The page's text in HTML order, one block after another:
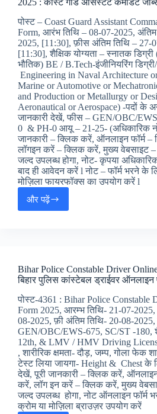
2025
[तिथि
बड़ी]
:
बैंक
ऑफ़
बड़ोदा
LBO
जॉब्स
2025 : कोस्ट गार्ड असिस्टेंट कमांडेंट
पोस्ट – Coast Guard Assistant
Form, आरंभ तिथि – 08-07-2025,
2025, [11:30], फ़ीस अंतिम तिथि – 27-
[11:30], शैक्षिक योग्यता – स्नातक
भौतिक) BE / B.Tech-इंजीनियरिंग डिग्री/
Engineering in Naval Architecture
Marine or Automotive or
and Production or Metallurgy or
Aeronautical or Aerospace) -पदों के
जानकारी देखें, फीस – GEN/OBC/
0 & PH-0 आयू – 21-25- (अधिकारिक
जानकारी – क्लिक करें, ऑनलाइन फॉर्म
लॉगइन करें – क्लिक करें, मुख्य वेबसाइट –
जल्द उपलब्ध होगा, नोट- कृपया
बाद ही आवेदन करें l नोट – फॉर्म भरने के
मोज़िला फायरफॉक्स का उपयोग करें l
और पढ़ेंCoast
2025
:
कोस्ट
गार्ड
असिस्टेंट
कमांडेंट
जॉब्स
Bihar Police Constable Driver
बिहार पुलिस कांस्टेबल ड्राईवर ऑनलाइन
पोस्ट-4361 : Bihar Police Constable
Form 2025, आरम्भ तिथि- 21-07-2025,
08-2025, फ़ी अंतिम तिथि- 20-08-
GEN/OBC/EWS-675, SC/ST -180,
12th, & LMV / HMV Driving
, शारीरिक क्षमता- दौड़, जम्प, गोला फेक
टेस्ट लिया जायगा- Height & Chest के
देखें, पूरी जानकारी – क्लिक करें,
करें, लॉग इन करें – क्लिक करें, मुख्य
जल्द उपलब्ध होगा, नोट ऑनलाइन फॉर्म
क्रोम या मोज़िला ब्राउज़र उपयोग करें